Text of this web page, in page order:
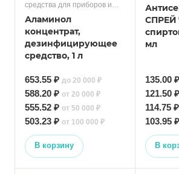
средства для приборов и
поверхностей
Аламинол
концентрат,
дезинфицирующее
средство, 1 л
653.55 ₽ до 20 000 ₽
588.20 ₽ от 20 000 ₽
555.52 ₽ от 50 000 ₽
503.23 ₽ от 100 000 ₽
В корзину
СПРЕЙ
мл
135.00 ₽
121.50 ₽
114.75 ₽
103.95 ₽
В